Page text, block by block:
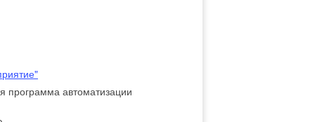
программа автоматизации